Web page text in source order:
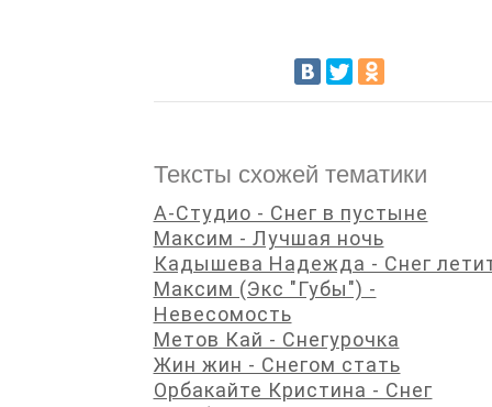
Тексты схожей тематики
А-Студио - Снег в пустыне
Максим - Лучшая ночь
Кадышева Надежда - Снег
Максим (Экс "Губы") -
Невесомость
Метов Кай - Снегурочка
Жин жин - Снегом стать
Орбакайте Кристина - Снег